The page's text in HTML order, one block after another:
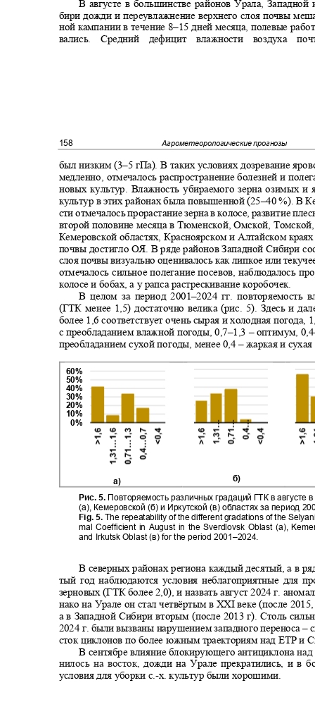
В августе в большинстве районов Урала,
бири дожди и переувлажнение верхнего слоя почвы
ной кампании в течение 8–15 дней месяца, полевые
вались. Средний дефицит влажности воздуха
158 Агрометеорологические прогнозы
был низким (3–5 гПа). В таких условиях дозревание
медленно, отмечалось распространение болезней и
новых культур. Влажность убираемого зерна озимых
культур в этих районах была повышенной (25–40 %). В
сти отмечалось прорастание зерна в колосе, развитие
второй половине месяца в Тюменской, Омской,
Кемеровской областях, Красноярском и Алтайском
почвы достигло ОЯ. В ряде районов Западной Сибири
слоя почвы визуально оценивалось как липкое или
отмечалось сильное полегание посевов, наблюдалось
колосе и бобах, а у рапса растрескивание коробочек.
В целом за период 2001–2024 гг. повторяемость
(ГТК менее 1,5) достаточно велика (рис. 5). Здесь и
более 1,6 соответствует очень сырая и холодная погода,
с преобладанием влажной погоды, 0,7–1,3 –оптимум, 0,4
преобладанием сухой погоды, менее 0,4–жаркая и
60%
50%
40%
30%
20%
10%
0%
б)
а)
Рис. 5. Повторяемость различных градаций ГТК в августе
(а), Кемеровской (б) и Иркутской (в) областях за период
Fig. 5.The repeatability of the different gradations of the
mal Coefficient in August in the Sverdlovsk Oblast (a),
and Irkutsk Oblast (в) for the period 2001‒2024.
В северных районах региона каждый десятый, а в
тый год наблюдаются условия неблагоприятные для
зерновых (ГТК более 2,0), и назвать август 2024 г.
нако на Урале он стал четвёртым в XXIвеке (после
а в Западной Сибири вторым (после 2013 г). Столь
2024 г. были вызваны нарушением западного переноса–
сток циклонов по более южным траекториям над ЕТР и
В сентябре влияние блокирующего антициклона
нилось на восток,дожди на Урале прекратились, и в
условия для уборки с.-х. культур были хорошими.